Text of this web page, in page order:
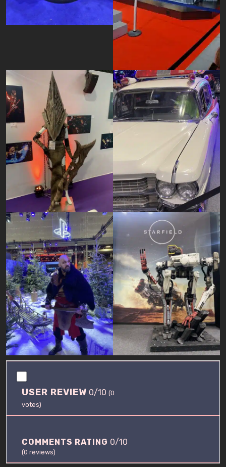
0
1
0
USER REVIEW 0/10 (0
votes)
COMMENTS RATING 0/10
(0 reviews)